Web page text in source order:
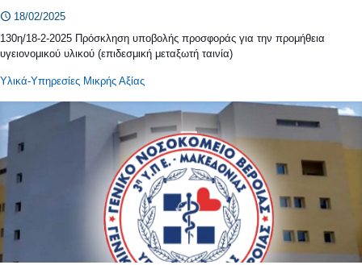
18/02/2025
130η/18-2-2025 Πρόσκληση υποβολής προσφοράς για την προμήθεια
υγειονομικού υλικού (επιδεσμική μεταξωτή ταινία)
Υλικά-Υπηρεσίες Μικρής Αξίας